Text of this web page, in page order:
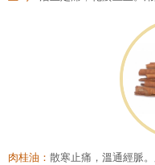
肉桂油： 散寒止痛，溫通經脈